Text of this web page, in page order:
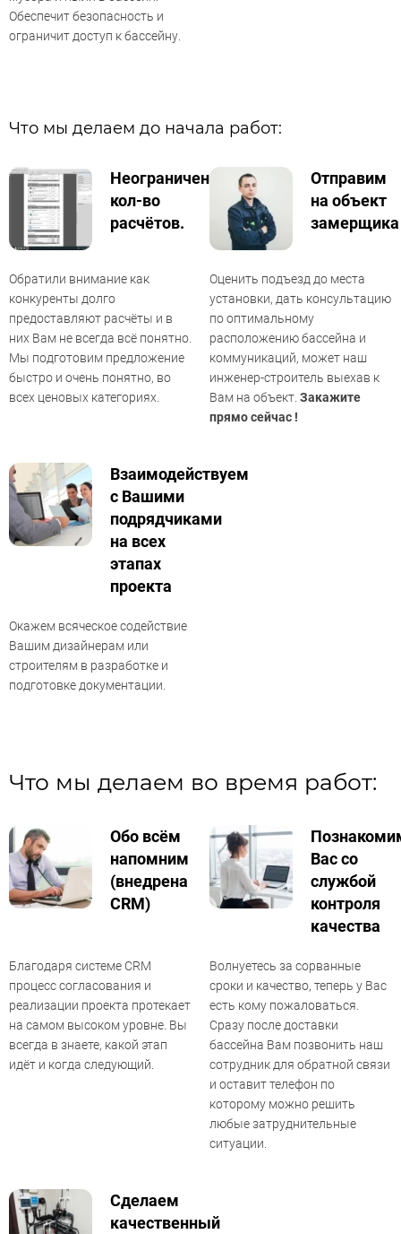
Обеспечит безопасность и
ограничит доступ к бассейну.
Что мы делаем до начала работ:
Неограниченное
кол-во
расчётов.
Обратили внимание как
конкуренты долго
предоставляют расчёты и в
них Вам не всегда всё понятно.
Мы подготовим предложение
быстро и очень понятно, во
всех ценовых категориях.
Отправим
на объект
замерщика
Оценить подъезд до места
установки, дать консультацию
по оптимальному
расположению бассейна и
коммуникаций, может наш
инженер-строитель выехав к
Вам на объект. Закажите
прямо сейчас !
Взаимодействуем
с Вашими
подрядчиками
на всех
этапах
проекта
Окажем всяческое содействие
Вашим дизайнерам или
строителям в разработке и
подготовке документации.
Что мы делаем во время работ:
Обо всём
напомним
(внедрена
CRM)
Благодаря системе CRM
процесс согласования и
реализации проекта протекает
на самом высоком уровне. Вы
всегда в знаете, какой этап
идёт и когда следующий.
Вас со
службой
контроля
качества
Волнуетесь за сорванные
сроки и качество, теперь у Вас
есть кому пожаловаться.
Сразу после доставки
бассейна Вам позвонить наш
сотрудник для обратной связи
и оставит телефон по
которому можно решить
любые затруднительные
ситуации.
Сделаем
качественный